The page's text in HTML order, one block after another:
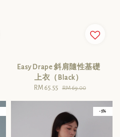
Easy Drape 斜肩隨性基礎
上衣（Black）
Sale
RM 65.55 Regular
RM 69.00
- 5%